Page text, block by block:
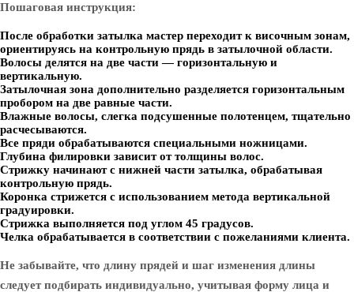
Пошаговая инструкция:
После обработки затылка мастер переходит к височным зонам,
ориентируясь на контрольную прядь в затылочной области.
Волосы делятся на две части — горизонтальную и
вертикальную.
Затылочная зона дополнительно разделяется горизонтальным
пробором на две равные части.
Влажные волосы, слегка подсушенные полотенцем, тщательно
расчесываются.
Все пряди обрабатываются специальными ножницами.
Глубина филировки зависит от толщины волос.
Стрижку начинают с нижней части затылка, обрабатывая
контрольную прядь.
Коронка стрижется с использованием метода вертикальной
градуировки.
Стрижка выполняется под углом 45 градусов.
Челка обрабатывается в соответствии с пожеланиями клиента.
Не забывайте, что длину прядей и шаг изменения длины
следует подбирать индивидуально, учитывая форму лица и